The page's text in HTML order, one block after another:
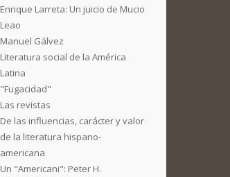
Enrique Larreta: Un juicio de Mucio
Leao
Manuel Gálvez
Literatura social de la América
Latina
"Fugacidad"
Las revistas
De las influencias, carácter y valor
de la literatura hispano-
americana
Un "Americani": Peter H.